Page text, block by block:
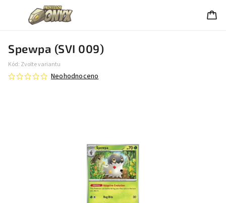
Spewpa (SVI 009)
Kód: Zvolte variantu
Neohodnoceno